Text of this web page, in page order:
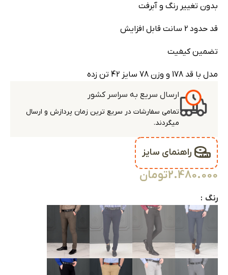
بدون تغییر رنگ و آبرفت
قد حدود 2 سانت قابل افزایش
تضمین کیفیت
مدل با قد 178 و وزن 78 سایز 42 تن زده
ارسال سریع به سراسر کشور
تمامی سفارشات در سریع ترین زمان پردازش و ارسال
میگردند.
راهنمای سایز
2.480.000تومان
رنگ